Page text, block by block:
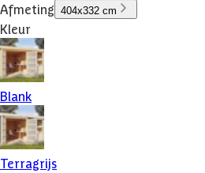
Afmeting 404x332 cm
Kleur
Blank
Terragrijs